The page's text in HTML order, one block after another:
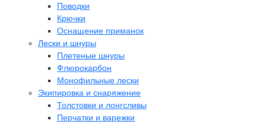
Поводки
Крючки
Оснащение приманок
Лески и шнуры
Плетеные шнуры
Флюрокарбон
Монофильные лески
Экипировка и снаряжение
Толстовки и лонгсливы
Перчатки и варежки